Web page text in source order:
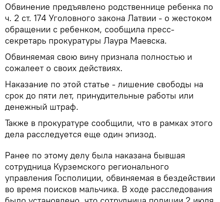
Обвинение предъявлено родственнице ребенка по
ч. 2 ст. 174 Уголовного закона Латвии - о жестоком
обращении с ребенком, сообщила пресс-
секретарь прокуратуры Лаура Маевска.
Обвиняемая свою вину признала полностью и
сожалеет о своих действиях.
Наказание по этой статье - лишение свободы на
срок до пяти лет, принудительные работы или
денежный штраф.
Также в прокуратуре сообщили, что в рамках этого
дела расследуется еще один эпизод.
Ранее по этому делу была наказана бывшая
сотрудница Курземского регионального
управления Госполиции, обвиняемая в бездействии
во время поисков мальчика. В ходе расследования